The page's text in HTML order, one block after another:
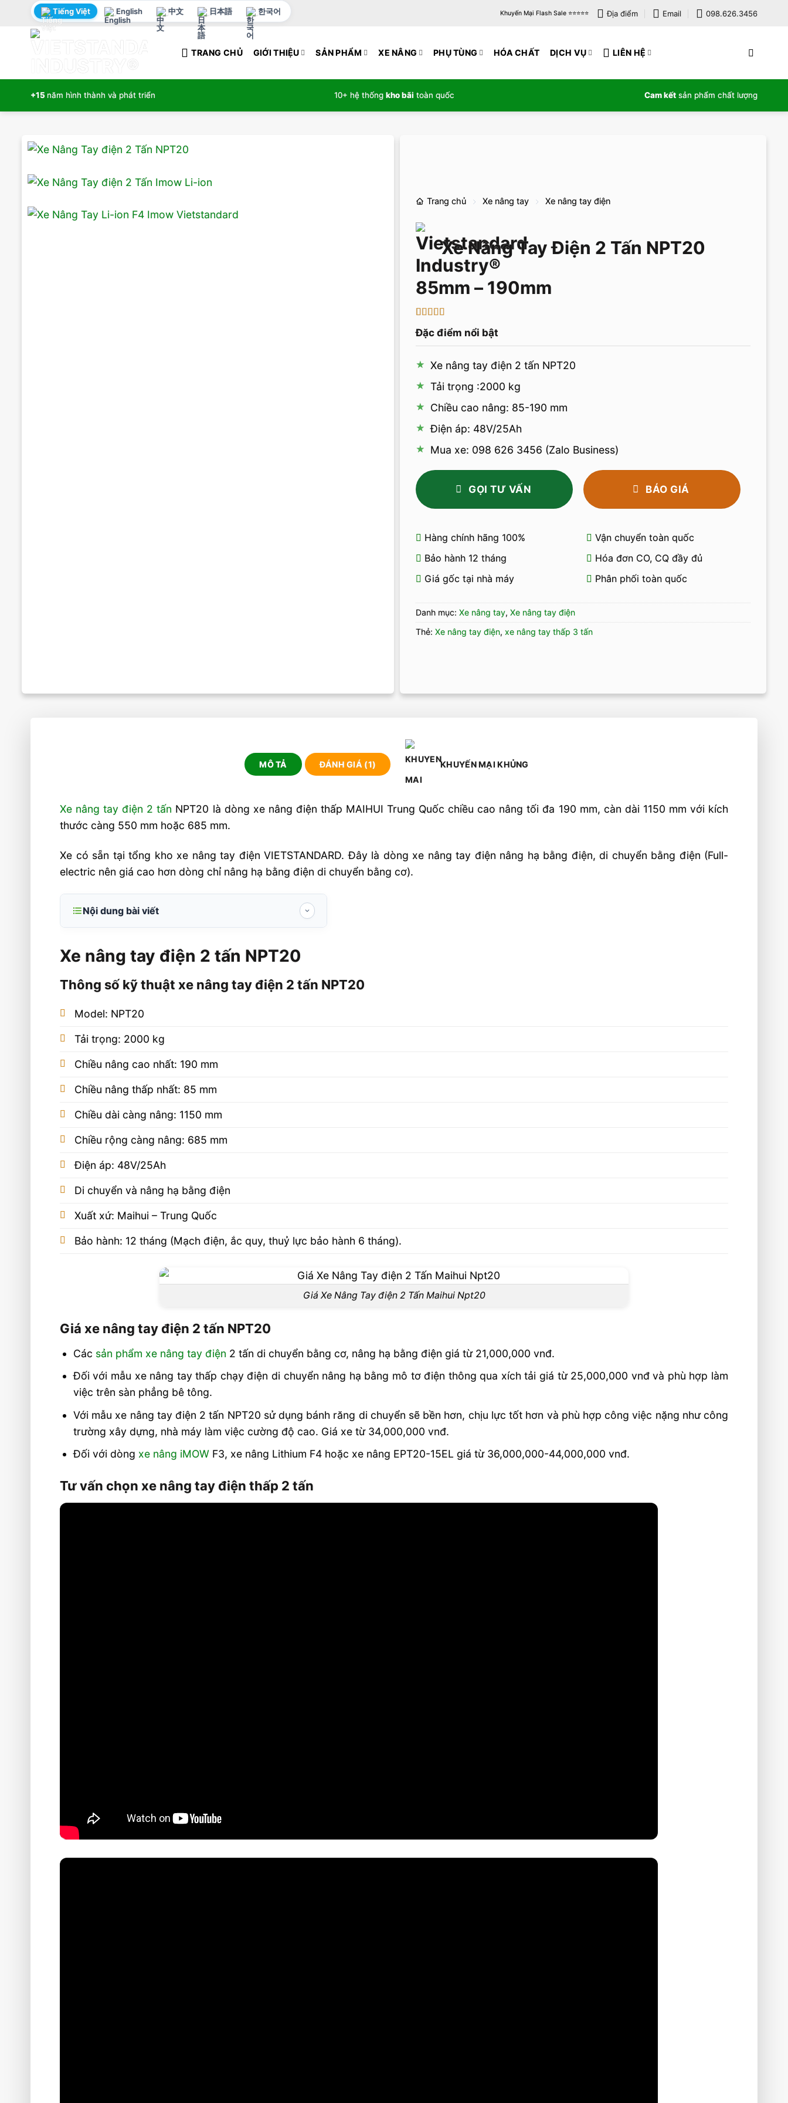
Tiếng Việt English 中文 日本語 한국어 Khuyến Mại Flash Sale ⭐️⭐️⭐️⭐️⭐️ Địa điểm Email 098.626.3456
TRANG CHỦ GIỚI THIỆU SẢN PHẨM XE NÂNG PHỤ TÙNG HÓA CHẤT DỊCH VỤ LIÊN HỆ
+15 năm hình thành và phát triển 10+ hệ thống kho bãi toàn quốc Cam kết sản phẩm chất lượng
Trang chủ Xe nâng tay Xe nâng tay điện
Xe Nâng Tay Điện 2 Tấn NPT20
85mm – 190mm
trên 5 dựa
trênđánh
giá
Đặc điểm nổi bật
Xe nâng tay điện 2 tấn NPT20
Tải trọng :2000 kg
Chiều cao nâng: 85-190 mm
Điện áp: 48V/25Ah
Mua xe: 098 626 3456 (Zalo Business)
GỌI TƯ VẤN BÁO GIÁ
Hàng chính hãng 100%
Vận chuyển toàn quốc
Bảo hành 12 tháng
Hóa đơn CO, CQ đầy đủ
Giá gốc tại nhà máy
Phân phối toàn quốc
Danh mục: Xe nâng tay, Xe nâng tay điện
Thẻ: Xe nâng tay điện, xe nâng tay thấp 3 tấn
MÔ TẢ ĐÁNH GIÁ (1) KHUYẾN MẠI KHỦNG
Xe nâng tay điện 2 tấn NPT20 là dòng xe nâng điện thấp MAIHUI Trung Quốc chiều cao nâng tối đa 190 mm, càn dài 1150 mm với kích
thước càng 550 mm hoặc 685 mm.
Xe có sẵn tại tổng kho xe nâng tay điện VIETSTANDARD. Đây là dòng xe nâng tay điện nâng hạ bằng điện, di chuyển bằng điện (Full-
electric nên giá cao hơn dòng chỉ nâng hạ bằng điện di chuyển bằng cơ).
Nội dung bài viết
Thông số kỹ thuật xe nâng tay điện 2 tấn NPT20
Giá xe nâng tay điện 2 tấn NPT20
Xe nâng tay điện 2 tấn NPT20
Thông số kỹ thuật xe nâng tay điện 2 tấn NPT20
Model: NPT20
Tải trọng: 2000 kg
Chiều nâng cao nhất: 190 mm
Chiều nâng thấp nhất: 85 mm
Chiều dài càng nâng: 1150 mm
Chiều rộng càng nâng: 685 mm
Điện áp: 48V/25Ah
Di chuyển và nâng hạ bằng điện
Xuất xứ: Maihui – Trung Quốc
Bảo hành: 12 tháng (Mạch điện, ắc quy, thuỷ lực bảo hành 6 tháng).
Giá Xe Nâng Tay điện 2 Tấn Maihui Npt20
Giá xe nâng tay điện 2 tấn NPT20
Các sản phẩm xe nâng tay điện 2 tấn di chuyển bằng cơ, nâng hạ bằng điện giá từ 21,000,000 vnđ.
Đối với mẫu xe nâng tay thấp chạy điện di chuyển nâng hạ bằng mô tơ điện thông qua xích tải giá từ 25,000,000 vnđ và phù hợp làm
việc trên sàn phẳng bê tông.
Với mẫu xe nâng tay điện 2 tấn NPT20 sử dụng bánh răng di chuyển sẽ bền hơn, chịu lực tốt hơn và phù hợp công việc nặng như công
trường xây dựng, nhà máy làm việc cường độ cao. Giá xe từ 34,000,000 vnđ.
Đối với dòng xe nâng iMOWF3, xe nâng Lithium F4 hoặc xe nâng EPT20-15EL giá từ 36,000,000-44,000,000 vnđ.
Tư vấn chọn xe nâng tay điện thấp 2 tấn